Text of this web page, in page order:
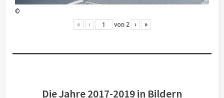
©
« ‹ von 2 › »
Die Jahre 2017-2019 in Bildern